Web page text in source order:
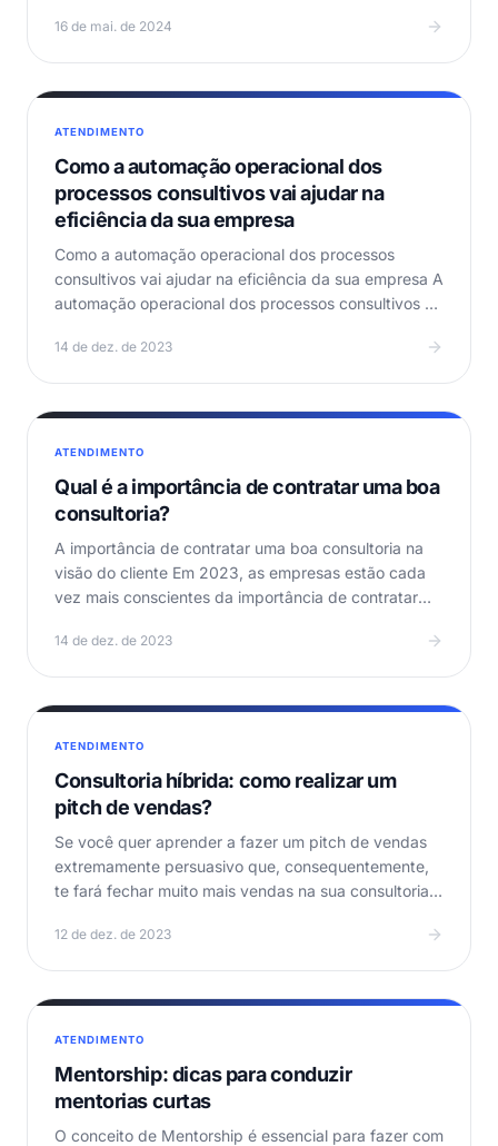
16 de mai. de 2024
ATENDIMENTO
Como a automação operacional dos
processos consultivos vai ajudar na
eficiência da sua empresa
Como a automação operacional dos processos
consultivos vai ajudar na eficiência da sua empresa A
automação operacional dos processos consultivos é
14 de dez. de 2023
ATENDIMENTO
Qual é a importância de contratar uma boa
consultoria?
A importância de contratar uma boa consultoria na
visão do cliente Em 2023, as empresas estão cada
vez mais conscientes da importância de contratar
14 de dez. de 2023
ATENDIMENTO
Consultoria híbrida: como realizar um
pitch de vendas?
Se você quer aprender a fazer um pitch de vendas
extremamente persuasivo que, consequentemente,
te fará fechar muito mais vendas na sua consultoria…
12 de dez. de 2023
ATENDIMENTO
Mentorship: dicas para conduzir
mentorias curtas
O conceito de Mentorship é essencial para fazer com